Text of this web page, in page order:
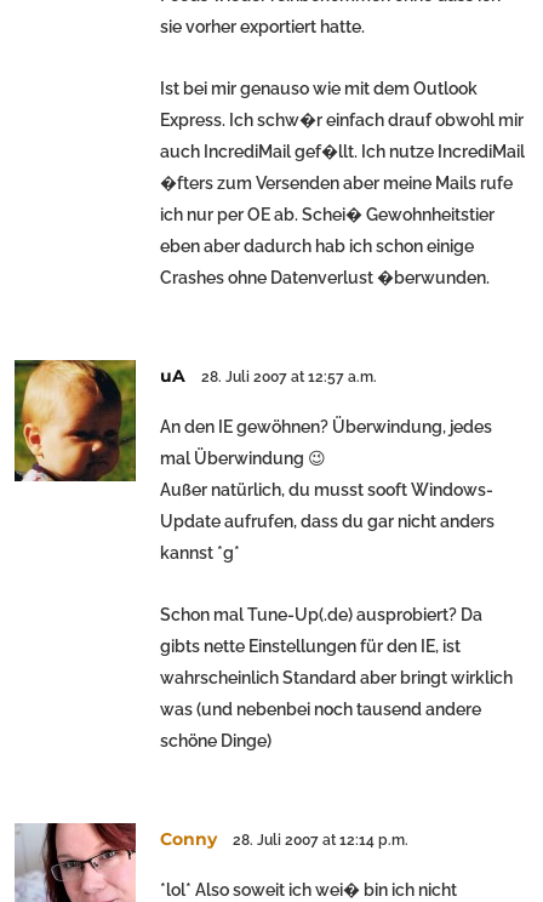
sie vorher exportiert hatte.
Ist bei mir genauso wie mit dem Outlook
Express. Ich schw�r einfach drauf obwohl mir
auch IncrediMail gef�llt. Ich nutze IncrediMail
�fters zum Versenden aber meine Mails rufe
ich nur per OE ab. Schei� Gewohnheitstier
eben aber dadurch hab ich schon einige
Crashes ohne Datenverlust �berwunden.
uA 28. Juli 2007 at 12:57 a.m.
An den IE gewöhnen? Überwindung, jedes
mal Überwindung 😉
Außer natürlich, du musst sooft Windows-
Update aufrufen, dass du gar nicht anders
kannst *g*
Schon mal Tune-Up(.de) ausprobiert? Da
gibts nette Einstellungen für den IE, ist
wahrscheinlich Standard aber bringt wirklich
was (und nebenbei noch tausend andere
schöne Dinge)
Conny 28. Juli 2007 at 12:14 p.m.
*lol* Also soweit ich wei� bin ich nicht